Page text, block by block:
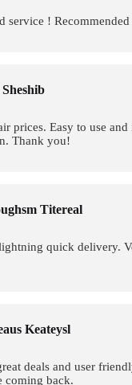
service !
prices. Easy to use
Thank you!
Titereal
quick delivery.
Keateysl
deals and user
coming back.